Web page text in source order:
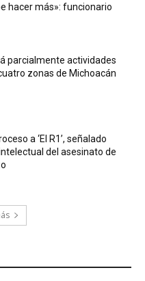
hacer más»: funcionario
parcialmente actividades
zonas de Michoacán
a ‘El R1’, señalado
del asesinato de